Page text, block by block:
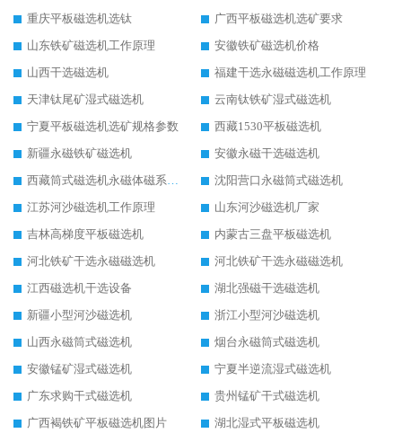
重庆平板磁选机选钛
广西平板磁选机选矿要求
山东铁矿磁选机工作原理
安徽铁矿磁选机价格
山西干选磁选机
福建干选永磁磁选机工作原理
天津钛尾矿湿式磁选机
云南钛铁矿湿式磁选机
宁夏平板磁选机选矿规格参数
西藏1530平板磁选机
新疆永磁铁矿磁选机
安徽永磁干选磁选机
西藏筒式磁选机永磁体磁系设计
沈阳营口永磁筒式磁选机
江苏河沙磁选机工作原理
山东河沙磁选机厂家
吉林高梯度平板磁选机
内蒙古三盘平板磁选机
河北铁矿干选永磁磁选机
河北铁矿干选永磁磁选机
江西磁选机干选设备
湖北强磁干选磁选机
新疆小型河沙磁选机
浙江小型河沙磁选机
山西永磁筒式磁选机
烟台永磁筒式磁选机
安徽锰矿湿式磁选机
宁夏半逆流湿式磁选机
广东求购干式磁选机
贵州锰矿干式磁选机
广西褐铁矿平板磁选机图片
湖北湿式平板磁选机